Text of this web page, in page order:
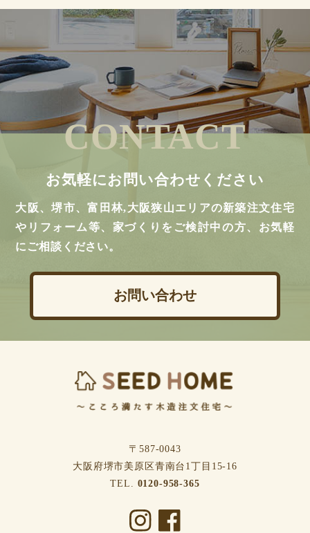
CONTACT
お気軽にお問い合わせください
大阪、堺市、富田林,大阪狭山エリアの新築注文住宅
やリフォーム等、家づくりをご検討中の方、お気軽
にご相談ください。
お問い合わせ
〒587-0043
⼤阪府堺市美原区⻘南台1丁⽬15-16
TEL. 0120-958-365